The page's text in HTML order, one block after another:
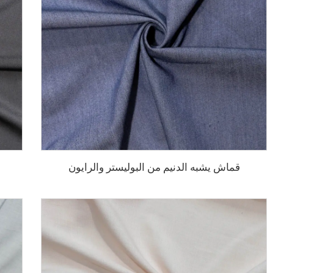
قماش يشبه الدنيم من البوليستر والرايون